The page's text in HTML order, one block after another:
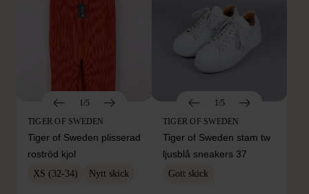
1/5
TIGER OF SWEDEN
Tiger of Sweden plisserad
roströd kjol
XS (32-34) Nytt skick
1/5
TIGER OF SWEDEN
Tiger of Sweden stam tw
ljusblå sneakers 37
Gott skick